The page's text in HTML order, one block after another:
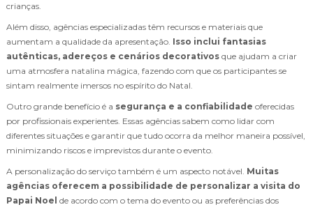
crianças.
Além disso, agências especializadas têm recursos e materiais que
aumentam a qualidade da apresentação. Isso inclui fantasias
autênticas, adereços e cenários decorativos que ajudam a criar
uma atmosfera natalina mágica, fazendo com que os participantes se
sintam realmente imersos no espírito do Natal.
Outro grande benefício é a segurança e a confiabilidade oferecidas
por profissionais experientes. Essas agências sabem como lidar com
diferentes situações e garantir que tudo ocorra da melhor maneira possível,
minimizando riscos e imprevistos durante o evento.
A personalização do serviço também é um aspecto notável. Muitas
agências oferecem a possibilidade de personalizar a visita do
Papai Noel de acordo com o tema do evento ou as preferências dos